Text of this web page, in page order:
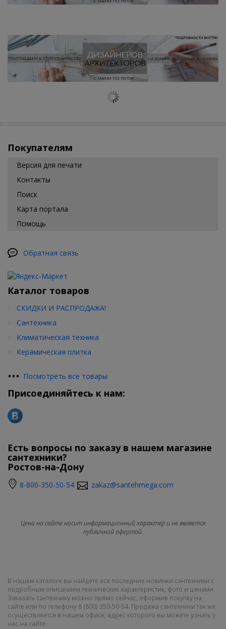
Покупателям
Версия для печати
Контакты
Поиск
Карта портала
Помощь
Обратная связь
Каталог товаров
СКИДКИ И РАСПРОДАЖА!
Сантехника
Климатическая техника
Керамическая плитка
••• Посмотреть все товары
Присоединяйтесь к нам:
Есть вопросы по заказу в нашем магазине
сантехники?
Ростов-на-Дону
8-800-350-50-54 zakaz@santehmega.com
Цена на сайте носит информационный характер и не является
публичной офертой.
В нашем каталоге вы найдете все последние новинки сантехники с
подробным описанием технических характеристик, фото и ценами.
Заказать сантехнику можно прямо сейчас, оформив покупку на
сайте или по телефону 8 (800) 350-50-54. Продажа сантехники так же
осуществляется в нашем офисе, адрес которого вы можете узнать у
нас на сайте.